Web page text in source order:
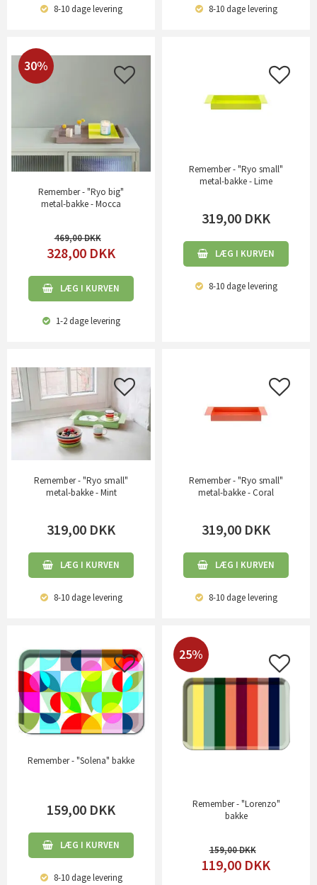
8-10 dagelevering 8-10 dagelevering
30%
Remember - "Ryo big"
metal-bakke - Mocca
469,00
328,00 DKK
LÆG I KURVEN
1-2 dagelevering
Remember - "Ryo small"
metal-bakke - Lime
319,00 DKK
LÆG I KURVEN
8-10 dagelevering
Remember - "Ryo small"
metal-bakke - Mint
319,00 DKK
LÆG I KURVEN
8-10 dagelevering
Remember - "Ryo small"
metal-bakke - Coral
319,00 DKK
LÆG I KURVEN
8-10 dagelevering
Remember - "Solena" bakke
159,00 DKK
LÆG I KURVEN
8-10 dagelevering
25%
Remember - "Lorenzo"
bakke
159,00
119,00 DKK